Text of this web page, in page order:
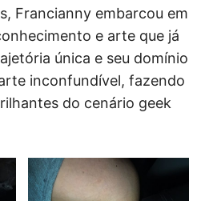
Francianny embarcou em
e arte que já
única e seu domínio
inconfundível, fazendo
do cenário geek